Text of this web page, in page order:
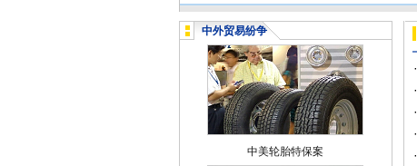
中外贸易纷争
中美轮胎特保案
·
·
·
·
·